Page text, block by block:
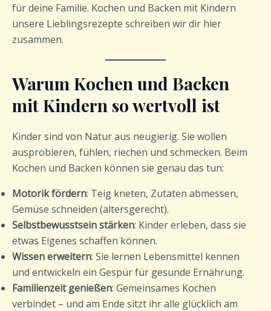
für deine Familie. Kochen und Backen mit Kindern
unsere Lieblingsrezepte schreiben wir dir hier
zusammen.
Warum Kochen und Backen
mit Kindern so wertvoll ist
Kinder sind von Natur aus neugierig. Sie wollen
ausprobieren, fühlen, riechen und schmecken. Beim
Kochen und Backen können sie genau das tun:
Motorik fördern: Teig kneten, Zutaten abmessen,
Gemüse schneiden (altersgerecht).
Selbstbewusstsein stärken: Kinder erleben, dass sie
etwas Eigenes schaffen können.
Wissen erweitern: Sie lernen Lebensmittel kennen
und entwickeln ein Gespür für gesunde Ernährung.
Familienzeit genießen: Gemeinsames Kochen
verbindet – und am Ende sitzt ihr alle glücklich am